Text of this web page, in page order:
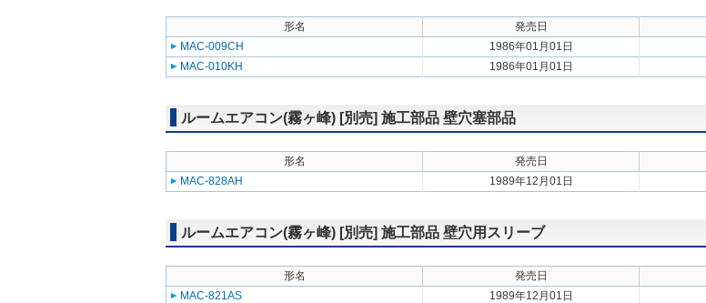
形名 発売日
MAC-009CH
1986年01月01日
MAC-010KH
1986年01月01日
ルームエアコン(霧ヶ峰) [別売] 施工部品 壁穴塞部品
形名 発売日
MAC-828AH
1989年12月01日
ルームエアコン(霧ヶ峰) [別売] 施工部品 壁穴用スリーブ
形名 発売日
MAC-821AS
1989年12月01日